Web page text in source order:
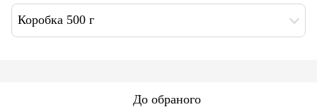
Коробка 500 г
До обраного